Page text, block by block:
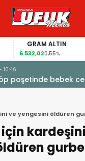
GRAM ALTIN
6.532,020,55%
poşetinde bebek
ve yengesini öldüren
için